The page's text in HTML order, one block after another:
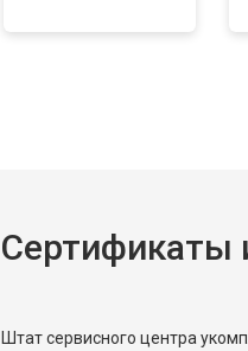
Замена матрицы
Сертификаты
Штат сервисного центра